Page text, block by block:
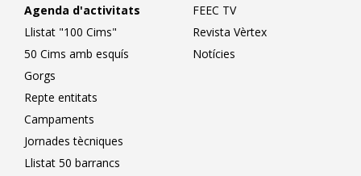
Agenda d'activitats
Llistat "100 Cims"
50 Cims amb esquís
Gorgs
Repte entitats
Campaments
Jornades tècniques
Llistat 50 barrancs
FEEC TV
Revista Vèrtex
Notícies